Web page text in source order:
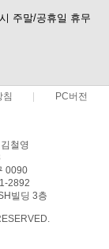
주말/공휴일 휴무
침 PC버전
철영
0090
2892
빌딩 3층